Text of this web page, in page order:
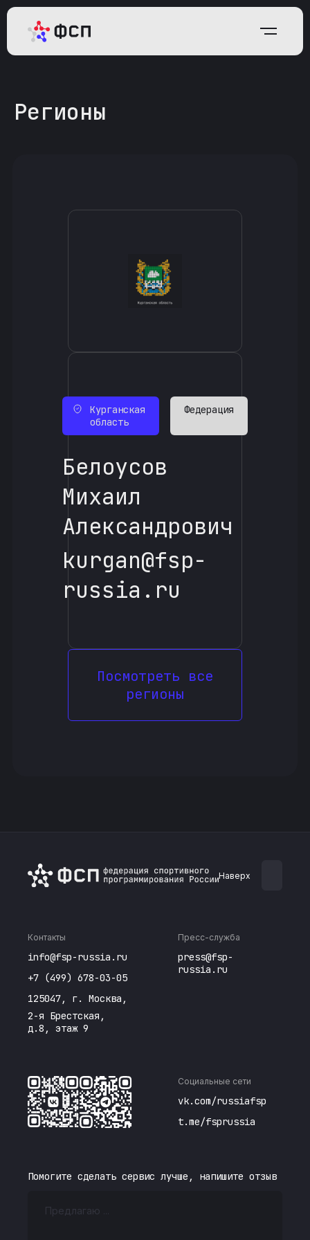
Регионы
Курганская
область
Федерация
Белоусов
Михаил
Александрович
kurgan@fsp-
russia.ru
Посмотреть все
регионы
Наверх
Контакты
info@fsp-russia.ru
+7 (499) 678-03-05
125047, г. Москва,
2-я Брестская,
д.8, этаж 9
Пресс-служба
press@fsp-
russia.ru
Социальные сети
vk.com/russiafsp
t.me/fsprussia
Помогите сделать сервис лучше, напишите отзыв